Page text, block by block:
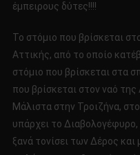
έμπειρους δύτες!!!!
Το στόμιο που βρίσκεται
Αττικής, από το οποίο
στόμιο που βρίσκεται στα
που βρίσκεται στον ναό της
Μάλιστα στην Τροιζήνα,
υπάρχει το
ξανά τονίσει των Δέρος